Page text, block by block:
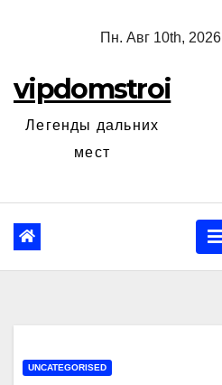
Пн. Авг 10th, 2026
vipdomstroi
Легенды дальних
мест
UNCATEGORISED